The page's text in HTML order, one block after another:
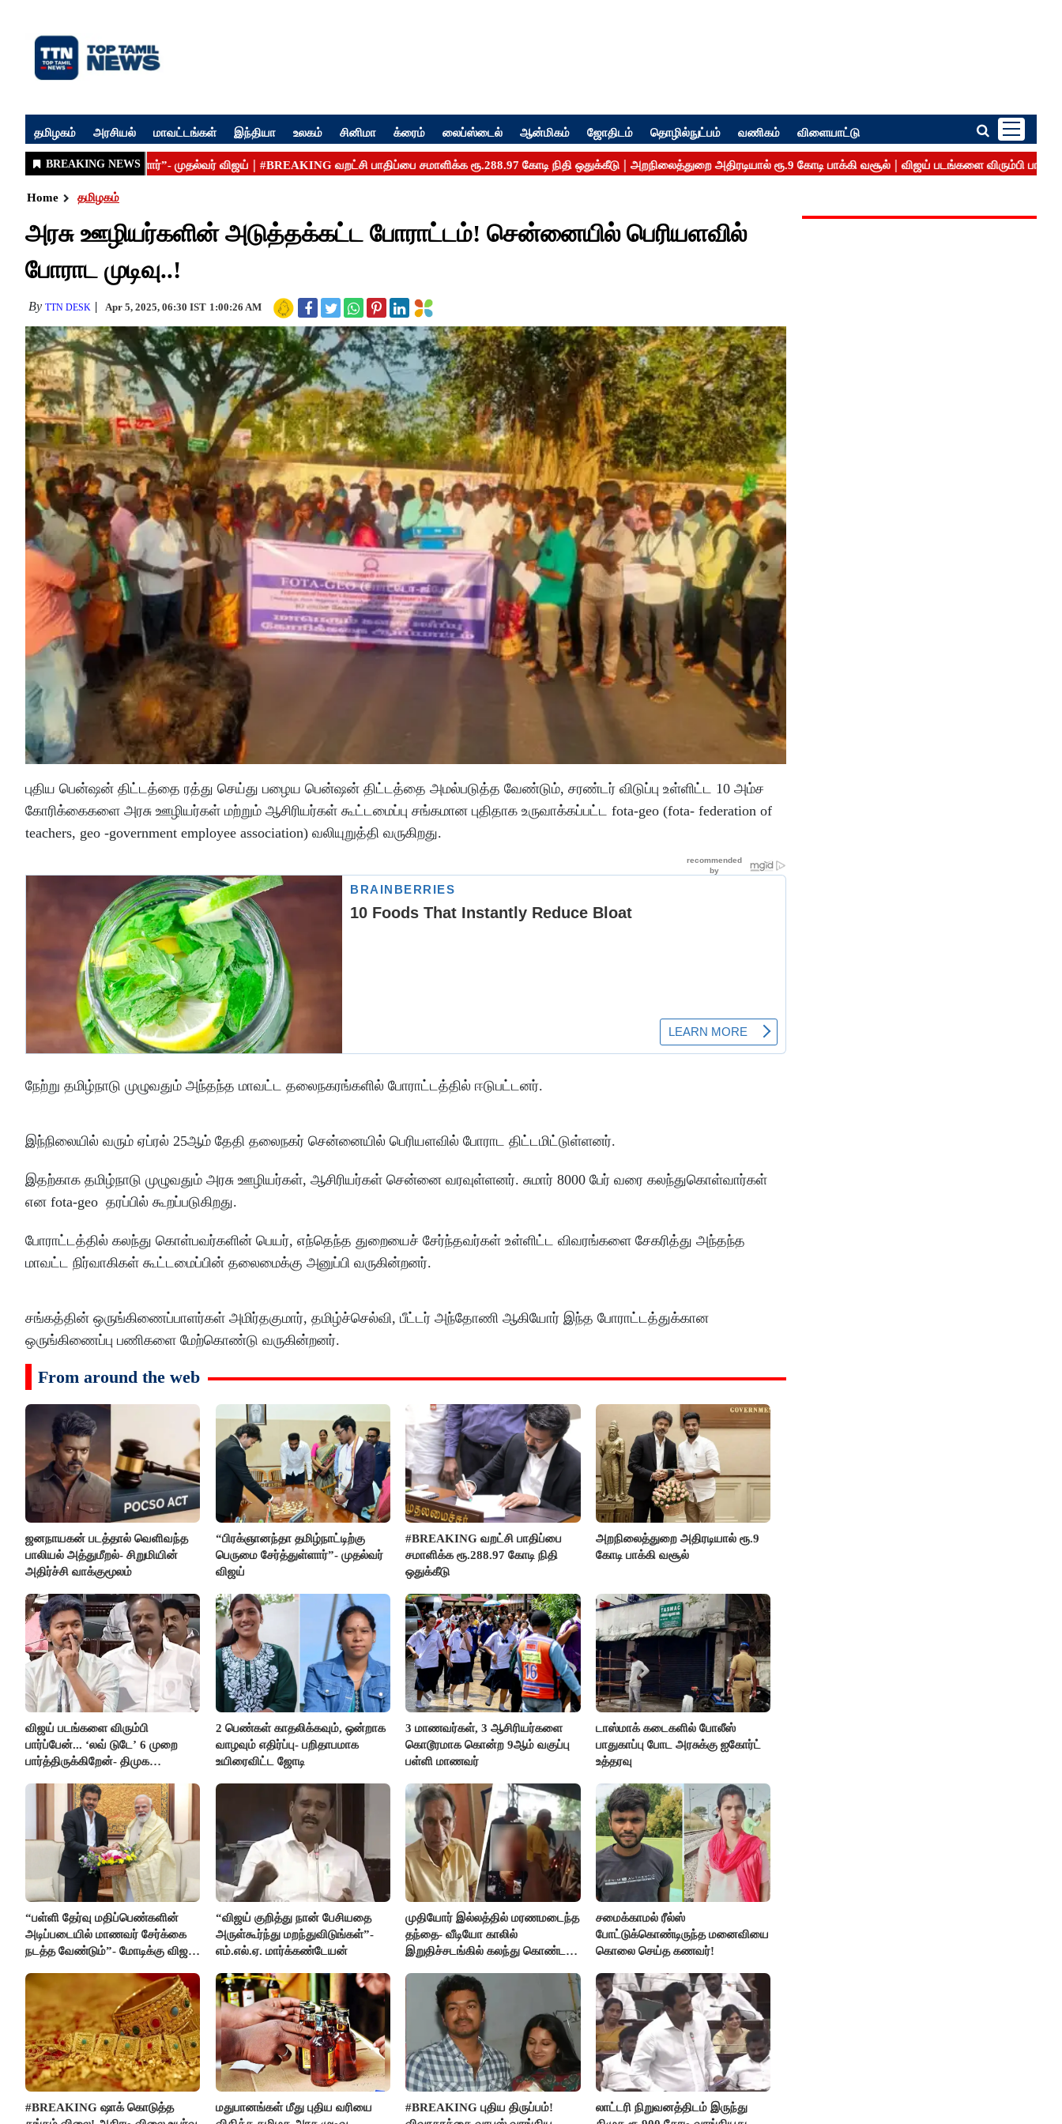
தமிழகம் அரசியல் மாவட்டங்கள் இந்தியா உலகம் சினிமா க்ரைம் லைப்ஸ்டைல் ஆன்மிகம் ஜோதிடம் தொழில்நுட்பம் வணிகம் விளையாட்டு
Home தமிழகம்
அரசு ஊழியர்களின் அடுத்தக்கட்ட போராட்டம்! சென்னையில் பெரியளவில்
போராட முடிவு..!
By TTN DESK Apr 5, 2025, 06:30 IST 1:00:26 AM
புதிய பென்ஷன் திட்டத்தை ரத்து செய்து பழைய பென்ஷன் திட்டத்தை அமல்படுத்த வேண்டும், சரண்டர் விடுப்பு உள்ளிட்ட 10 அம்ச
கோரிக்கைகளை அரசு ஊழியர்கள் மற்றும் ஆசிரியர்கள் கூட்டமைப்பு சங்கமான புதிதாக உருவாக்கப்பட்ட fota-geo (fota- federation of
teachers, geo -government employee association) வலியுறுத்தி வருகிறது.
நேற்று தமிழ்நாடு முழுவதும் அந்தந்த மாவட்ட தலைநகரங்களில் போராட்டத்தில் ஈடுபட்டனர்.
இந்நிலையில் வரும் ஏப்ரல் 25ஆம் தேதி தலைநகர் சென்னையில் பெரியளவில் போராட திட்டமிட்டுள்ளனர்.
இதற்காக தமிழ்நாடு முழுவதும் அரசு ஊழியர்கள், ஆசிரியர்கள் சென்னை வரவுள்ளனர். சுமார் 8000 பேர் வரை கலந்துகொள்வார்கள்
என fota-geo தரப்பில் கூறப்படுகிறது.
போராட்டத்தில் கலந்து கொள்பவர்களின் பெயர், எந்தெந்த துறையைச் சேர்ந்தவர்கள் உள்ளிட்ட விவரங்களை சேகரித்து அந்தந்த
மாவட்ட நிர்வாகிகள் கூட்டமைப்பின் தலைமைக்கு அனுப்பி வருகின்றனர்.
சங்கத்தின் ஒருங்கிணைப்பாளர்கள் அமிர்தகுமார், தமிழ்ச்செல்வி, பீட்டர் அந்தோணி ஆகியோர் இந்த போராட்டத்துக்கான
ஒருங்கிணைப்பு பணிகளை மேற்கொண்டு வருகின்றனர்.
From around the web
ஜனநாயகன் படத்தால் வெளிவந்த
பாலியல் அத்துமீறல்- சிறுமியின்
அதிர்ச்சி வாக்குமூலம்
“பிரக்ஞானந்தா தமிழ்நாட்டிற்கு
பெருமை சேர்த்துள்ளார்”- முதல்வர்
விஜய்
#BREAKING வறட்சி பாதிப்பை
சமாளிக்க ரூ.288.97 கோடி நிதி
ஒதுக்கீடு
அறநிலைத்துறை அதிரடியால் ரூ.9
கோடி பாக்கி வசூல்
விஜய் படங்களை விரும்பி
பார்ப்பேன்... ‘லவ் டுடே’ 6 முறை
பார்த்திருக்கிறேன்- திமுக
2 பெண்கள் காதலிக்கவும், ஒன்றாக
வாழவும் எதிர்ப்பு- பறிதாபமாக
உயிரைவிட்ட ஜோடி
3 மாணவர்கள், 3 ஆசிரியர்களை
கொடூரமாக கொன்ற 9ஆம் வகுப்பு
பள்ளி மாணவர்
டாஸ்மாக் கடைகளில் போலீஸ்
பாதுகாப்பு போட அரசுக்கு ஐகோர்ட்
உத்தரவு
“பள்ளி தேர்வு மதிப்பெண்களின்
அடிப்படையில் மாணவர் சேர்க்கை
நடத்த வேண்டும்”- மோடிக்கு விஜய்
“விஜய் குறித்து நான் பேசியதை
அருள்கூர்ந்து மறந்துவிடுங்கள்”-
எம்.எல்.ஏ. மார்க்கண்டேயன்
முதியோர் இல்லத்தில் மரணமடைந்த
தந்தை- வீடியோ காலில்
இறுதிச்சடங்கில் கலந்து கொண்ட
சமைக்காமல் ரீல்ஸ்
போட்டுக்கொண்டிருந்த மனைவியை
கொலை செய்த கணவர்!
#BREAKING ஷாக் கொடுத்த
மதுபானங்கள் மீது புதிய வரியை
#BREAKING புதிய திருப்பம்!
லாட்டரி நிறுவனத்திடம் இருந்து